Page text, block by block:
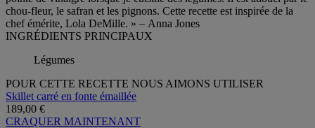
chou-fleur, le safran et les pignons. Cette recette est inspirée de la
chef émérite, Lola DeMille. » – Anna Jones
INGRÉDIENTS PRINCIPAUX
Légumes
POUR CETTE RECETTE NOUS AIMONS UTILISER
Skillet carré en fonte émaillée
189,00 €
CRAQUER MAINTENANT